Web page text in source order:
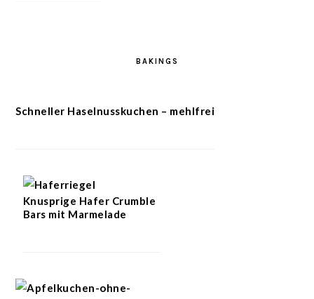
BAKINGS
Schneller Haselnusskuchen – mehlfrei
Knusprige Hafer Crumble
Bars mit Marmelade